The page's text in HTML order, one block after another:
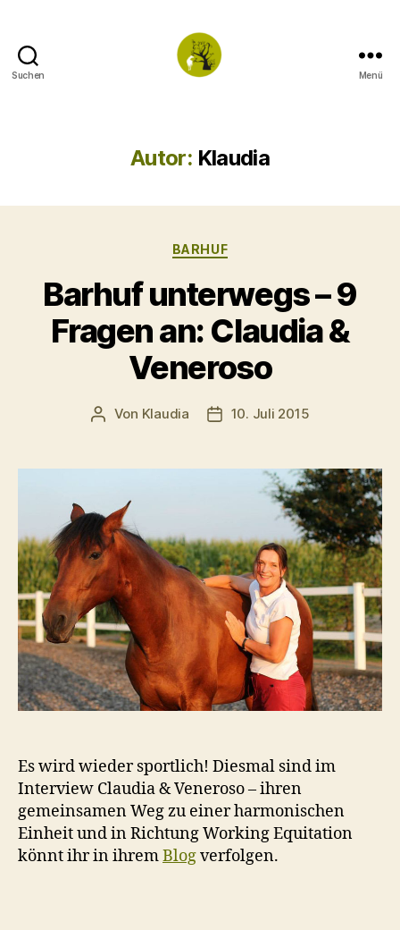
Suchen Menü
Autor: Klaudia
Kategorien
BARHUF
Barhuf unterwegs – 9
Fragen an: Claudia &
Veneroso
Beitragsautor
Von Klaudia Veröffentlichungsdatum
10. Juli 2015
Es wird wieder sportlich! Diesmal sind im
Interview Claudia & Veneroso – ihren
gemeinsamen Weg zu einer harmonischen
Einheit und in Richtung Working Equitation
könnt ihr in ihremBlogverfolgen.